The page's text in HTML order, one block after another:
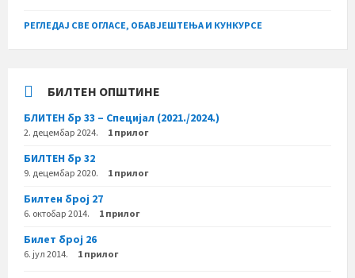
РЕГЛЕДАЈ СВЕ ОГЛАСЕ, ОБАВЈЕШТЕЊА И КУНКУРСЕ
БИЛТЕН ОПШТИНЕ
БЛИТЕН бр 33 – Специјал (2021./2024.)
2. децембар 2024. 1 прилог
БИЛТЕН бр 32
9. децембар 2020. 1 прилог
Билтен број 27
6. октобар 2014. 1 прилог
Билет број 26
6. јул 2014. 1 прилог